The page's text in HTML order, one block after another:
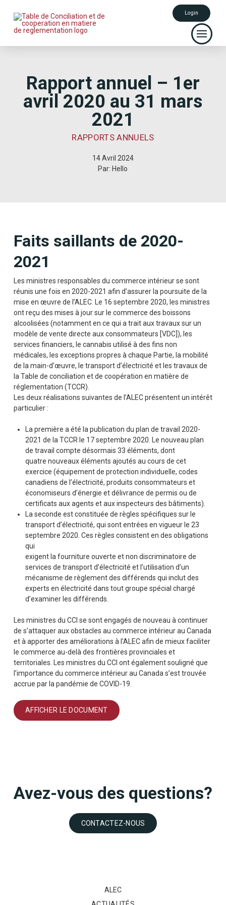
Login
Rapport annuel – 1er
avril 2020 au 31 mars
2021
RAPPORTS ANNUELS
14 Avril 2024
Par: Hello
Faits saillants de 2020-
2021
Les ministres responsables du commerce intérieur se sont
réunis une fois en 2020-2021 afin d’assurer la poursuite de la
mise en œuvre de l’ALEC. Le 16 septembre 2020, les ministres
ont reçu des mises à jour sur le commerce des boissons
alcoolisées (notamment en ce qui a trait aux travaux sur un
modèle de vente directe aux consommateurs [VDC]), les
services financiers, le cannabis utilisé à des fins non
médicales, les exceptions propres à chaque Partie, la mobilité
de la main-d’œuvre, le transport d’électricité et les travaux de
la Table de conciliation et de coopération en matière de
réglementation (TCCR).
Les deux réalisations suivantes de l’ALEC présentent un intérêt
particulier :
La première a été la publication du plan de travail 2020-
2021 de la TCCR le 17 septembre 2020. Le nouveau plan
de travail compte désormais 33 éléments, dont
quatre nouveaux éléments ajoutés au cours de cet
exercice (équipement de protection individuelle, codes
canadiens de l’électricité, produits consommateurs et
économiseurs d’énergie et délivrance de permis ou de
certificats aux agents et aux inspecteurs des bâtiments).
La seconde est constituée de règles spécifiques sur le
transport d’électricité, qui sont entrées en vigueur le 23
septembre 2020. Ces règles consistent en des obligations
qui
exigent la fourniture ouverte et non discriminatoire de
services de transport d’électricité et l’utilisation d’un
mécanisme de règlement des différends qui inclut des
experts en électricité dans tout groupe spécial chargé
d’examiner les différends.
Les ministres du CCI se sont engagés de nouveau à continuer
de s’attaquer aux obstacles au commerce intérieur au Canada
et à apporter des améliorations à l’ALEC afin de mieux faciliter
le commerce au-delà des frontières provinciales et
territoriales. Les ministres du CCI ont également souligné que
l’importance du commerce intérieur au Canada s’est trouvée
accrue par la pandémie de COVID-19.
AFFICHER LE DOCUMENT
Avez-vous des questions?
CONTACTEZ-NOUS
ALEC